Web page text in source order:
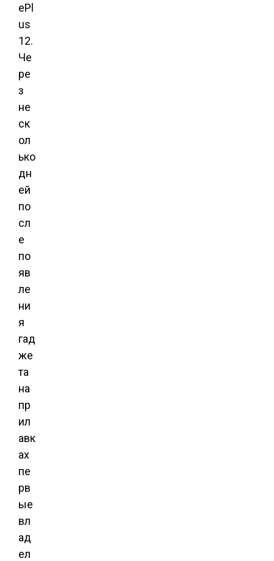
ePl
us
12.
Че
ре
з
не
ск
ол
ько
дн
ей
по
сл
е
по
яв
ле
ни
я
гад
же
та
на
пр
ил
авк
ах
пе
рв
ые
вл
ад
ел